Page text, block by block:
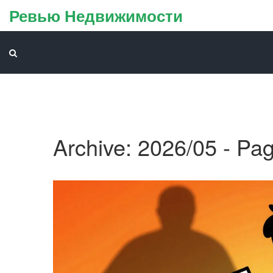
Ревью Недвижимости
Archive: 2026/05 -